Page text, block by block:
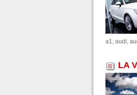
a1, audi,
LA